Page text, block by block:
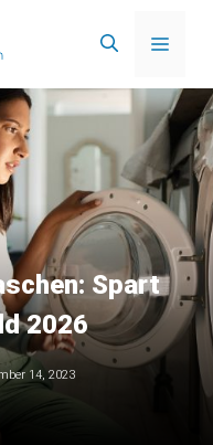
Menü
Spart
2026
14, 2023